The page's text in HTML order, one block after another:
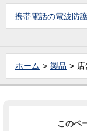
携帯電話の電波防
ホーム 製品
このペ